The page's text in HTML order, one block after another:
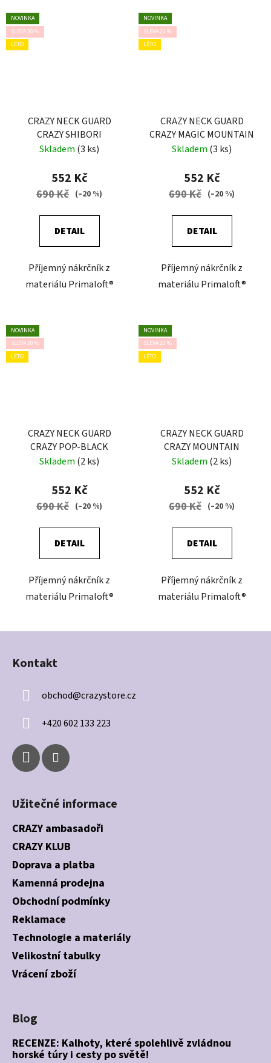
NOVINKA
SLEVA 20 %
LÉTO
CRAZY NECK GUARD
CRAZY SHIBORI
Skladem (3 ks)
552 Kč
690 Kč (–20 %)
DETAIL
Příjemný nákrčník z
materiálu Primaloft®
NOVINKA
SLEVA 20 %
LÉTO
CRAZY NECK GUARD
CRAZY MAGIC MOUNTAIN
Skladem (3 ks)
552 Kč
690 Kč (–20 %)
DETAIL
Příjemný nákrčník z
materiálu Primaloft®
NOVINKA
SLEVA 20 %
LÉTO
CRAZY NECK GUARD
CRAZY POP-BLACK
Skladem (2 ks)
552 Kč
690 Kč (–20 %)
DETAIL
Příjemný nákrčník z
materiálu Primaloft®
NOVINKA
SLEVA 20 %
LÉTO
CRAZY NECK GUARD
CRAZY MOUNTAIN
Skladem (2 ks)
552 Kč
690 Kč (–20 %)
DETAIL
Příjemný nákrčník z
materiálu Primaloft®
Z
Kontakt
obchod@crazystore.cz
+420 602 133 223
Užitečné informace
CRAZY ambasadoři
CRAZY KLUB
Doprava a platba
Kamenná prodejna
Obchodní podmínky
Reklamace
Technologie a materiály
Velikostní tabulky
Vrácení zboží
Blog
RECENZE: Kalhoty, které spolehlivě zvládnou
horské túry i cesty po světě!